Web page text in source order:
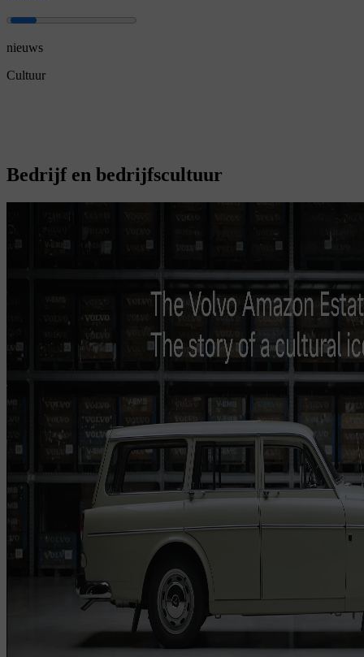
nieuws
Cultuur
Bedrijf en bedrijfscultuur